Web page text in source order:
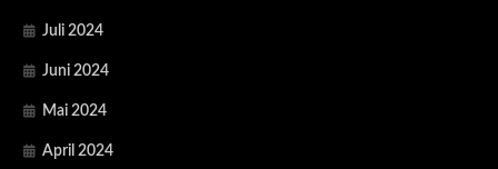
Juli 2024
Juni 2024
Mai 2024
April 2024